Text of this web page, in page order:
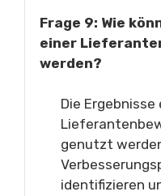
Frage 9: Wie
einer
werden?
Die Ergebnisse
genutzt
identifizieren